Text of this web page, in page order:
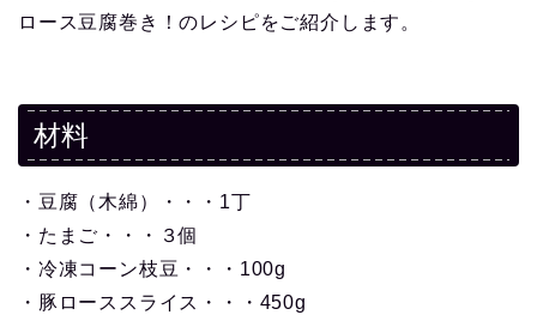
ロース豆腐巻き！のレシピをご紹介します。
材料
・豆腐（木綿）・・・1丁
・たまご・・・３個
・冷凍コーン枝豆・・・100g
・豚ローススライス・・・450g